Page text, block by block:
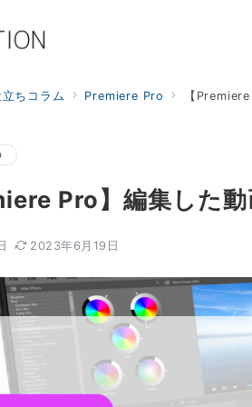
立ちコラム Premiere Pro 【
Pro】編集した
2023年6月19日